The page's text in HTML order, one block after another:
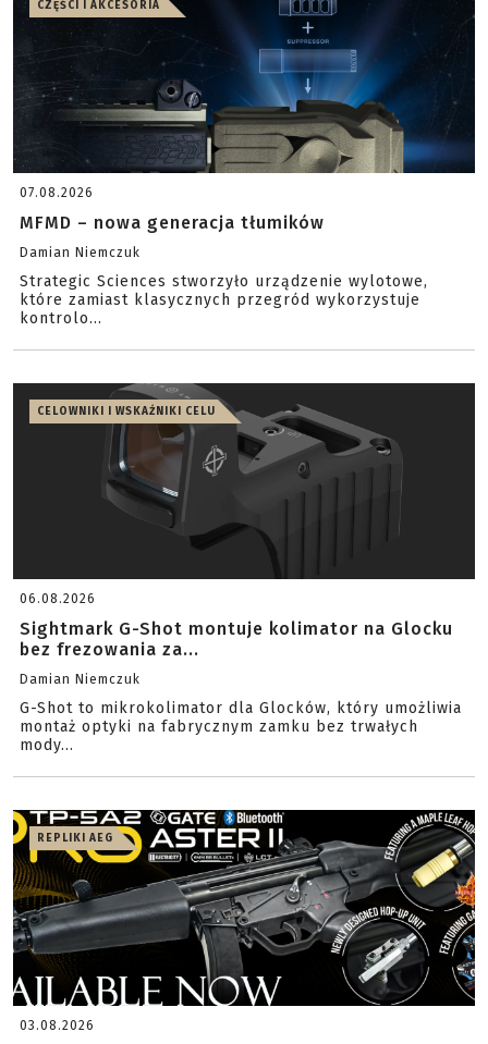
CZĘŚCI I AKCESORIA
07.08.2026
MFMD – nowa generacja tłumików
Damian Niemczuk
Strategic Sciences stworzyło urządzenie wylotowe,
które zamiast klasycznych przegród wykorzystuje
kontrolo...
CELOWNIKI I WSKAŹNIKI CELU
06.08.2026
Sightmark G-Shot montuje kolimator na Glocku
bez frezowania za...
Damian Niemczuk
G-Shot to mikrokolimator dla Glocków, który umożliwia
montaż optyki na fabrycznym zamku bez trwałych
mody...
REPLIKI AEG
03.08.2026